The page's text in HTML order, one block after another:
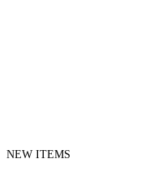
NEW ITEMS